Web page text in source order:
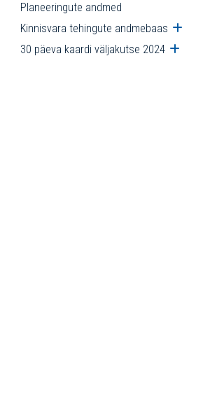
Planeeringute andmed
Kinnisvara tehingute andmebaas Ava
30 päeva kaardi väljakutse 2024 Ava